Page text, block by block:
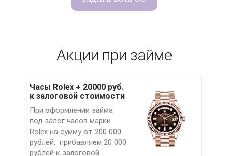
Акции при займе
Часы Rolex + 20000 руб.
к залоговой стоимости
При оформлении займа
под залог часов марки
Rolex на сумму от 200 000
рублей, прибавляем 20 000
рублей к залоговой